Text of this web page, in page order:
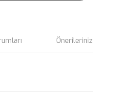
Önerileriniz